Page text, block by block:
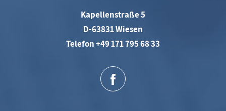
Kapellenstraße 5
D-63831 Wiesen
Telefon +49 171 795 68 33